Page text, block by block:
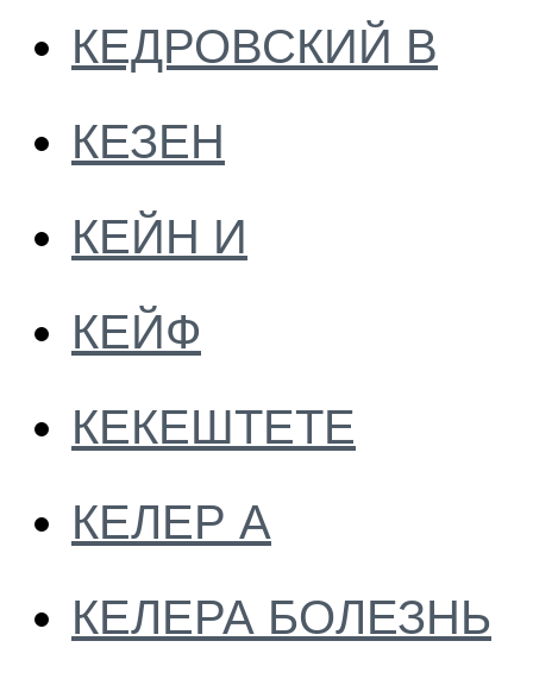
КЕДРОВСКИЙ В
КЕЗЕН
КЕЙН И
КЕЙФ
КЕКЕШТЕТЕ
КЕЛЕР А
КЕЛЕРА БОЛЕЗНЬ